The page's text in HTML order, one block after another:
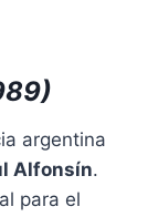
argentina
Alfonsín.
para el